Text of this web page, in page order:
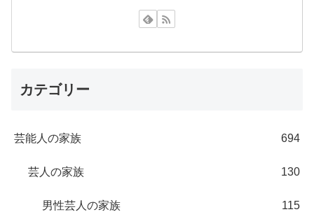
カテゴリー
芸能人の家族 694
芸人の家族 130
男性芸人の家族 115